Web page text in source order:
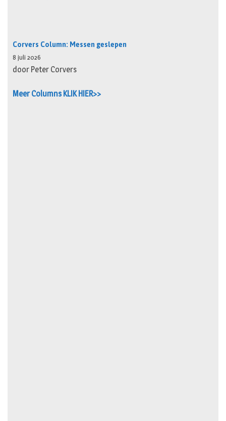
Corvers Column: Messen geslepen
8 juli 2026
door Peter Corvers
Meer Columns KLIK HIER>>